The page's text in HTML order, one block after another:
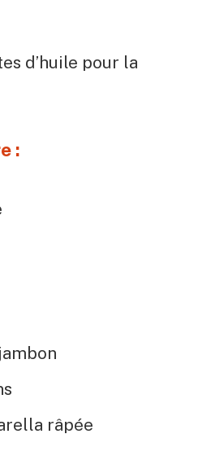
d’huile pour la
:
râpée